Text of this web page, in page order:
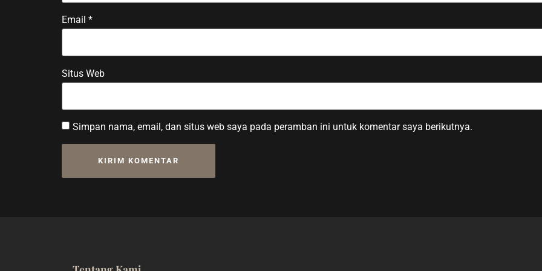
Email *
Situs Web
Simpan nama, email, dan situs web saya pada peramban ini untuk komentar saya berikutnya.